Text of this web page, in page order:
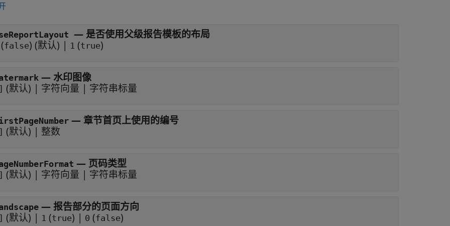
— 是否使用父级报告模板的布局
(false) (默认) | 1 (true)
— 水印图像
(默认) | 字符向量 | 字符串标量
— 章节首页上使用的编号
(默认) | 整数
— 页码类型
(默认) | 字符向量 | 字符串标量
—报告部分的页面方向
(默认) | 1 (true) | 0 (false)